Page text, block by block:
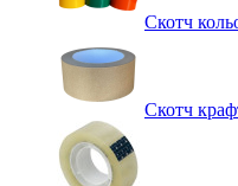
Скотч
Скотч